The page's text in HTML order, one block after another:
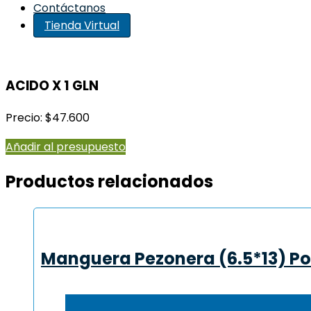
Contáctanos
Tienda Virtual
ACIDO X 1 GLN
Precio: $47.600
Añadir al presupuesto
Productos relacionados
Manguera Pezonera (6.5*13)